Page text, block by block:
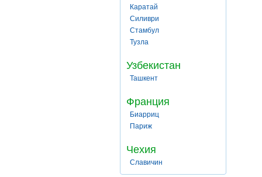
Каратай
Силиври
Стамбул
Тузла
Узбекистан
Ташкент
Франция
Биарриц
Париж
Чехия
Славичин